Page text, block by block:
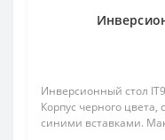
Инверсионный стол
Корпус черного
синими вставками.